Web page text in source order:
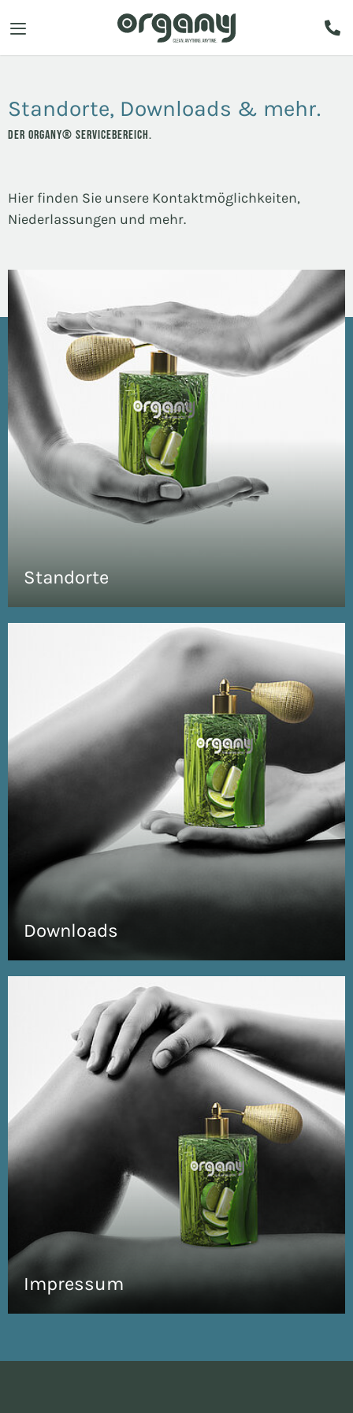
Standorte, Downloads & mehr.
DER ORGANY® SERVICEBEREICH.
Hier finden Sie unsere Kontaktmöglichkeiten,
Niederlassungen und mehr.
Standorte
Downloads
Impressum